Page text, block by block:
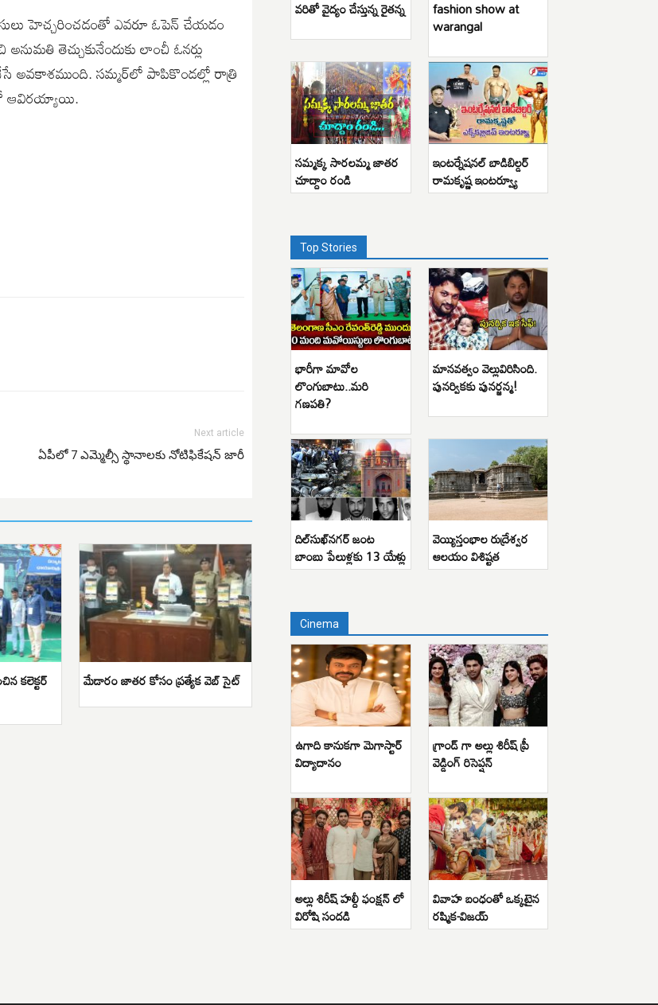
హెచ్చరించడంతో ఎవరూ ఓపెన్ చేయడం
తెచ్చుకునేందుకు లాంచీ ఓనర్లు
అవకాశముంది. సమ్మర్‌లో పాపికొండల్లో రాత్రి
ఆవిరయ్యాయి.
Next article
ఏపీలో 7 ఎమ్మెల్సీ స్థానాలకు నోటిఫికేషన్ జారీ
కలెక్టర్ మేడారం జాతర కోసం ప్రత్యేక వెబ్ సైట్
వరితో వైద్యం చేస్తున్న రైతన్న fashion show at
warangal
సమ్మక్క సారలమ్మ జాతర
చూద్దాం రండి
ఇంటర్నేషనల్ బాడిబిల్డర్
రామకృష్ణ ఇంటర్వ్యూ
Top Stories
భారీగా మావోల
లొంగుబాటు..మరి
గణపతి?
మానవత్వం వెల్లువిరిసింది.
పునర్వికకు పునర్జన్మ!
దిల్‌సుఖ్‌నగర్ జంట
బాంబు పేలుళ్లకు 13 యేళ్లు
వెయ్యిస్తంభాల రుద్రేశ్వర
ఆలయం విశిష్టత
Cinema
ఉగాది కానుకగా మెగాస్టార్
విద్యాదానం
గ్రాండ్ గా అల్లు శిరీష్ ప్రీ
వెడ్డింగ్ రిసెప్షన్
అల్లు శిరీష్ హల్దీ ఫంక్షన్ లో
విరోషి సందడి
వివాహ బంధంతో ఒక్కటైన
రష్మిక-విజయ్